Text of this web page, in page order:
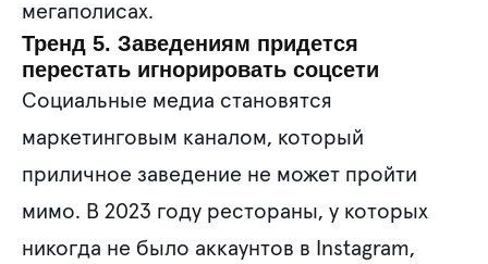
мегаполисах.
Тренд 5. Заведениям придется
перестать игнорировать соцсети
Социальные медиа становятся
маркетинговым каналом, который
приличное заведение не может пройти
мимо. В 2023 году рестораны, у которых
никогда не было аккаунтов в Instagram,